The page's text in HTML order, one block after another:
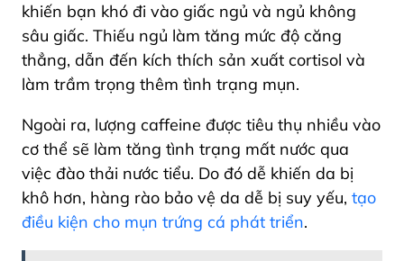
khiến bạn khó đi vào giấc ngủ và ngủ không
sâu giấc. Thiếu ngủ làm tăng mức độ căng
thẳng, dẫn đến kích thích sản xuất cortisol và
làm trầm trọng thêm tình trạng mụn.
Ngoài ra, lượng caffeine được tiêu thụ nhiều vào
cơ thể sẽ làm tăng tình trạng mất nước qua
việc đào thải nước tiểu. Do đó dễ khiến da bị
khô hơn, hàng rào bảo vệ da dễ bị suy yếu, tạo
điều kiện cho mụn trứng cá phát triển.